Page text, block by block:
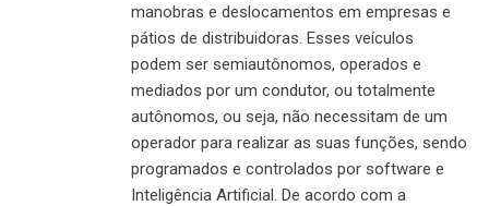
manobras e deslocamentos em empresas e
pátios de distribuidoras. Esses veículos
podem ser semiautônomos, operados e
mediados por um condutor, ou totalmente
autônomos, ou seja, não necessitam de um
operador para realizar as suas funções, sendo
programados e controlados por software e
Inteligência Artificial. De acordo com a